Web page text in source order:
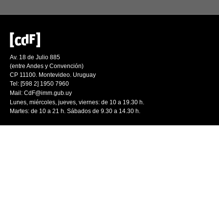
Av. 18 de Julio 885
(entre Andes y Convención)
CP 11100. Montevideo. Uruguay
Tel: [598 2] 1950 7960
Mail: CdF@imm.gub.uy
Lunes, miércoles, jueves, viernes: de 10 a 19.30 h.
Martes: de 10 a 21 h. Sábados de 9.30 a 14.30 h.